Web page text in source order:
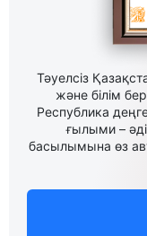
Тәуелсіз
және білім
Республика
ғылыми –
басылымына өз